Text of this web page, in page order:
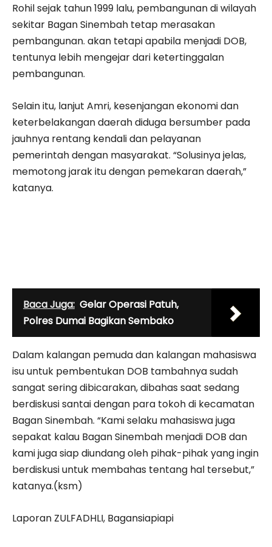
Rohil sejak tahun 1999 lalu, pembangunan di wilayah
sekitar Bagan Sinembah tetap merasakan
pembangunan. akan tetapi apabila menjadi DOB,
tentunya lebih mengejar dari ketertinggalan
pembangunan.
Selain itu, lanjut Amri, kesenjangan ekonomi dan
keterbelakangan daerah diduga bersumber pada
jauhnya rentang kendali dan pelayanan
pemerintah dengan masyarakat. “Solusinya jelas,
memotong jarak itu dengan pemekaran daerah,”
katanya.
Baca Juga: Gelar Operasi Patuh,
Polres Dumai Bagikan Sembako
Dalam kalangan pemuda dan kalangan mahasiswa
isu untuk pembentukan DOB tambahnya sudah
sangat sering dibicarakan, dibahas saat sedang
berdiskusi santai dengan para tokoh di kecamatan
Bagan Sinembah. “Kami selaku mahasiswa juga
sepakat kalau Bagan Sinembah menjadi DOB dan
kami juga siap diundang oleh pihak-pihak yang ingin
berdiskusi untuk membahas tentang hal tersebut,”
katanya.(ksm)
Laporan ZULFADHLI, Bagansiapiapi